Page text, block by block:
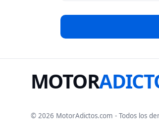
MOTOR
© 2026 MotorAdictos.com - Todos los